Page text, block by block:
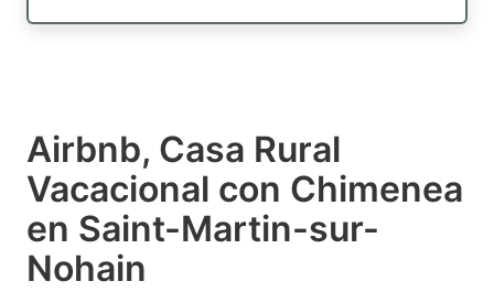
Airbnb, Casa Rural
Vacacional con Chimenea
en Saint-Martin-sur-
Nohain